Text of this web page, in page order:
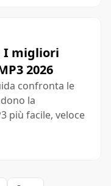
I migliori
2026
confronta le
la
più facile, veloce